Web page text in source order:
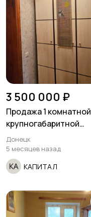
3 500 000 ₽
Продажа 1 комнатной
крупногабаритной
квартиры в Киевском
районе ориентираяк.
Донецк
5 месяцев назад
КАПИТАЛ